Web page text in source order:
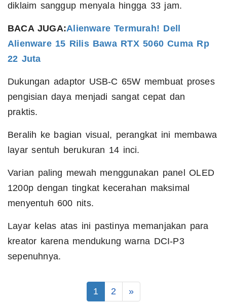
diklaim sanggup menyala hingga 33 jam.
BACA JUGA:Alienware Termurah! Dell
Alienware 15 Rilis Bawa RTX 5060 Cuma Rp
22 Juta
Dukungan adaptor USB-C 65W membuat proses
pengisian daya menjadi sangat cepat dan
praktis.
Beralih ke bagian visual, perangkat ini membawa
layar sentuh berukuran 14 inci.
Varian paling mewah menggunakan panel OLED
1200p dengan tingkat kecerahan maksimal
menyentuh 600 nits.
Layar kelas atas ini pastinya memanjakan para
kreator karena mendukung warna DCI-P3
sepenuhnya.
1 2 »